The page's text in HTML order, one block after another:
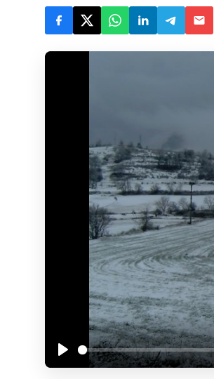
P